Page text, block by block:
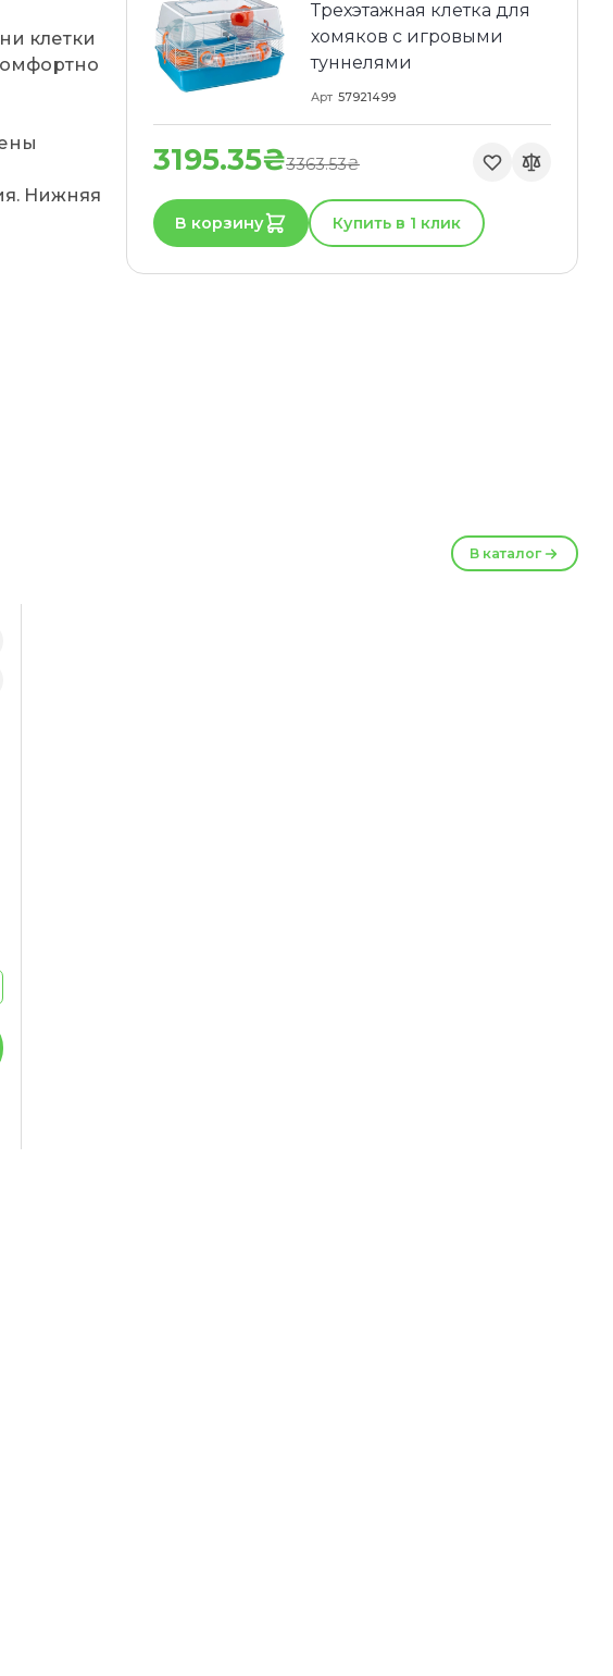
клетки
Нижняя
Трехэтажная клетка для
хомяков с игровыми
туннелями
Арт 57921499
3195.35₴3363.53₴
В корзину Купить в 1 клик
В каталог